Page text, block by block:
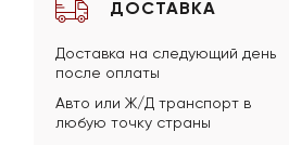
ДОСТАВКА
Доставка на следующий день
после оплаты
Авто или Ж/Д транспорт в
любую точку страны